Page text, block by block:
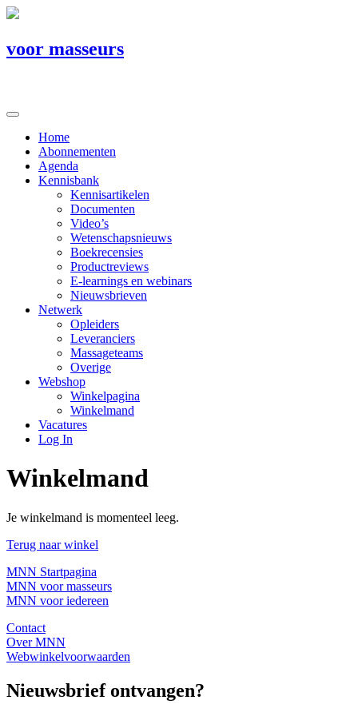
voor masseurs
Home
Abonnementen
Agenda
Kennisbank
Kennisartikelen
Documenten
Video’s
Wetenschapsnieuws
Boekrecensies
Productreviews
E-learnings en webinars
Nieuwsbrieven
Netwerk
Opleiders
Leveranciers
Massageteams
Overige
Webshop
Winkelpagina
Winkelmand
Vacatures
Log In
Winkelmand
Je winkelmand is momenteel leeg.
Terug naar winkel
MNN Startpagina
MNN voor masseurs
MNN voor iedereen
Contact
Over MNN
Webwinkelvoorwaarden
Nieuwsbrief ontvangen?